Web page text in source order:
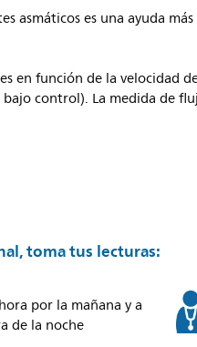
asmáticos es una ayuda
en función de la velocidad
control). La medida de
toma tus lecturas:
por la mañana y a
de la noche